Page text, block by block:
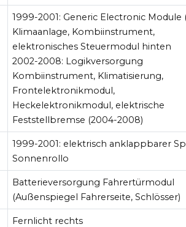
1999-2001: Generic Electronic Module
Klimaanlage, Kombiinstrument,
elektronisches Steuermodul hinten
2002-2008: Logikversorgung
Kombiinstrument, Klimatisierung,
Frontelektronikmodul,
Heckelektronikmodul, elektrische
Feststellbremse (2004-2008)
1999-2001: elektrisch anklappbarer
Sonnenrollo
Batterieversorgung Fahrertürmodul
(Außenspiegel Fahrerseite, Schlösser)
Fernlicht rechts